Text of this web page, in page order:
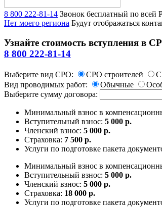
8 800 222-81-14 Звонок бесплатный по всей
Нет моего региона Будут отображаться
Узнайте стоимость вступления в
8 800 222-81-14
Выберите вид СРО: СРО строителей
Вид проводимых работ:
Обычные
Выберите сумму договора:
Минимальный взнос в
Вступительный взнос: 5 000 р.
Членский взнос: 5 000 р.
Страховка: 7 500 р.
Услуги по подготовке пакета
Минимальный взнос в
Вступительный взнос: 5 000 р.
Членский взнос: 5 000 р.
Страховка: 18 000 р.
Услуги по подготовке пакета